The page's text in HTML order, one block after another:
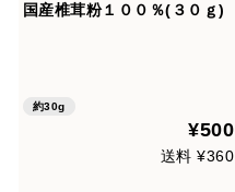
国産椎茸粉１００％(３０ｇ)
約30g
¥500
送料 ¥360